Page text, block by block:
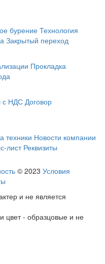
бурениеТехнология
Закрытый переход
Прокладка
с НДСДоговор
техники Новости компании
лист Реквизиты
© 2023 Условия
и не является
- образцовые и не